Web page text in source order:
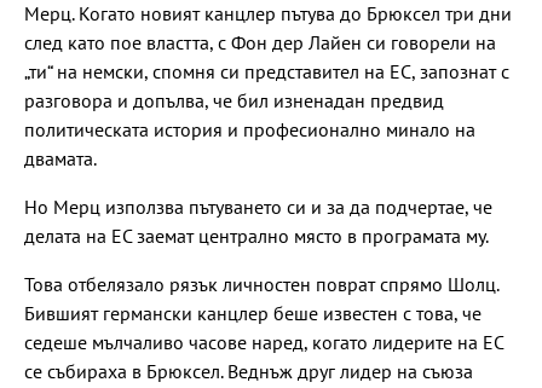
Мерц. Когато новият канцлер пътува до Брюксел три дни
след като пое властта, с Фон дер Лайен си говорели на
„ти“ на немски, спомня си представител на ЕС, запознат с
разговора и допълва, че бил изненадан предвид
политическата история и професионално минало на
двамата.
Но Мерц използва пътуването си и за да подчертае, че
делата на ЕС заемат централно място в програмата му.
Това отбелязало рязък личностен поврат спрямо Шолц.
Бившият германски канцлер беше известен с това, че
седеше мълчаливо часове наред, когато лидерите на ЕС
се събираха в Брюксел. Веднъж друг лидер на съюза